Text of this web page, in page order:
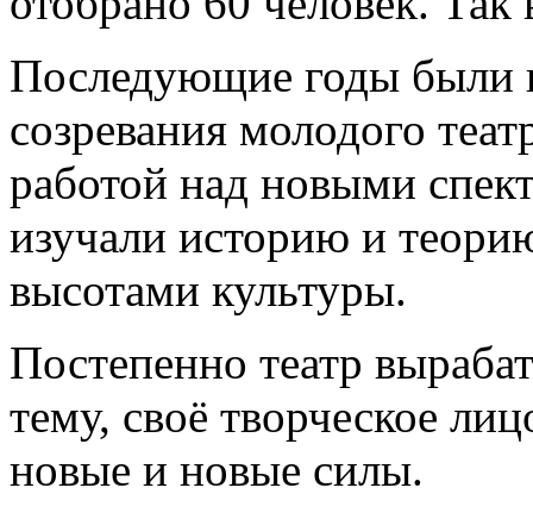
Последующие годы были
созревания молодого
работой над новыми
изучали историю и
высотами культуры.
Постепенно театр
тему, своё творческое
новые и новые силы.